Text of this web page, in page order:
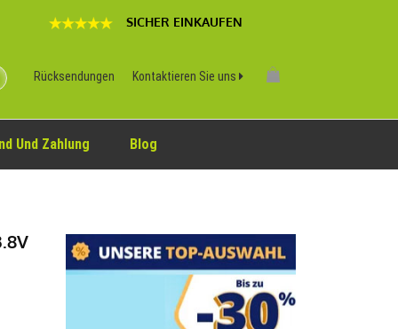
SICHER EINKAUFEN
Rücksendungen Kontaktieren Sie uns
Und Zahlung Blog